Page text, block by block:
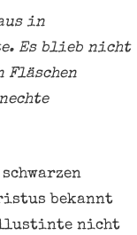
in
Es blieb nicht
Fläschen
bekannt
nicht